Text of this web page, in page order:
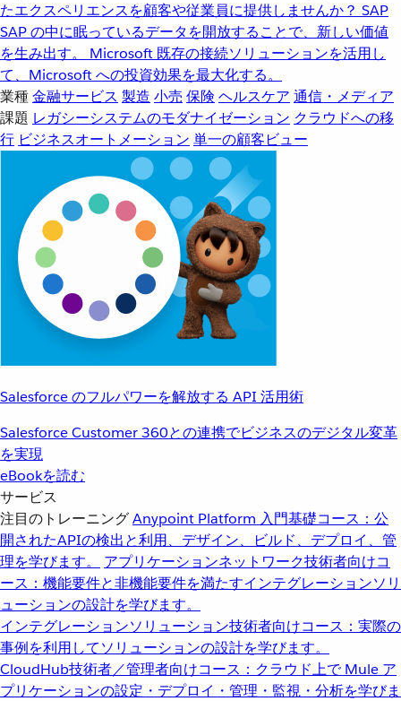
たエクスペリエンスを顧客や従業員に提供しませんか？ SAP
SAP の中に眠っているデータを開放することで、新しい価値
を生み出す。
Microsoft 既存の接続ソリューションを活用し
て、Microsoft への投資効果を最大化する。
業種金融サービス 製造 小売 保険 ヘルスケア 通信・メディア
課題 レガシーシステムのモダナイゼーション クラウドへの移
行 ビジネスオートメーション 単一の顧客ビュー
Salesforce のフルパワーを解放する API 活用術
Salesforce Customer 360との連携でビジネスのデジタル変革
を実現
eBookを読む
サービス
注目のトレーニングAnypoint Platform 入門基礎コース：公
開されたAPIの検出と利用、デザイン、ビルド、デプロイ、管
理を学びます。
アプリケーションネットワーク技術者向けコ
ース：機能要件と非機能要件を満たすインテグレーションソリ
ューションの設計を学びます。
インテグレーションソリューション技術者向けコース：実際の
事例を利用してソリューションの設計を学びます。
CloudHub技術者／管理者向けコース：クラウド上で Mule ア
プリケーションの設定・デプロイ・管理・監視・分析を学びま